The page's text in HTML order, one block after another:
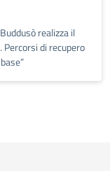
realizza il
Percorsi di recupero